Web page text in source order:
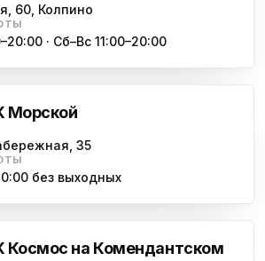
60, Колпино
· Сб–Вс 11:00–20:00
Морской
35
без выходных
на Комендантском